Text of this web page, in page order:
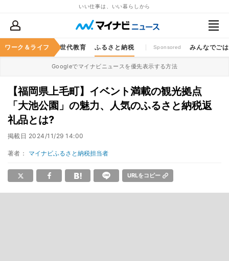
いい仕事は、いい暮らしから
ワーク＆ライフ
ャッシュレス 次世代教育 ふるさと納税 Sponsored みんなでご
Googleでマイナビニュースを優先表示する方法
【福岡県上毛町】イベント満載の観光拠点
「大池公園」の魅力、人気のふるさと納税返
礼品とは?
掲載日 2024/11/29 14:00
著者： マイナビふるさと納税担当者
URLをコピー